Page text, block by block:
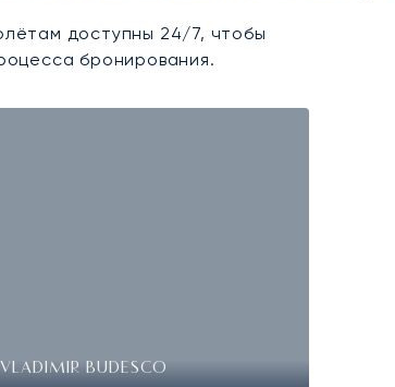
доступны 24/7, чтобы
бронирования.
VLADIMIR BUDESCO